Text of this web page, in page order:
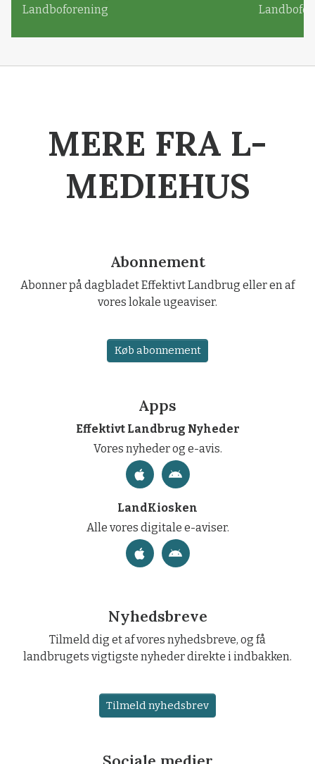
Landboforening
MERE FRA L-
MEDIEHUS
Abonnement
Abonner på dagbladet Effektivt Landbrug eller en af
vores lokale ugeaviser.
Køb abonnement
Apps
Effektivt Landbrug Nyheder
Vores nyheder og e-avis.
LandKiosken
Alle vores digitale e-aviser.
Nyhedsbreve
Tilmeld dig et af vores nyhedsbreve, og få
landbrugets vigtigste nyheder direkte i indbakken.
Tilmeld nyhedsbrev